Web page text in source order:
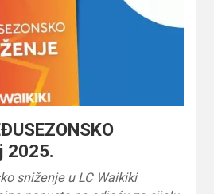
2025.
sniženje u LC Waikiki